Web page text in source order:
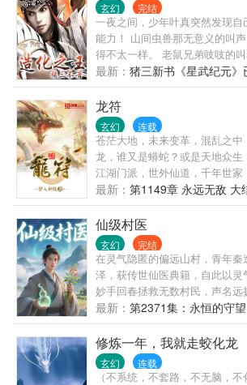
玄幻 完结
一夜之间，少年叶真突然发现
能力！ 山间虫兽那无意义的叫
得不太一样。 老鼠兄弟吱吱的
让我们体型增长数十倍的宝贝快
蚊子在叽叽喳喳：那两个家伙
上，吸个饱！ 一只云翼幼虎面对
慑人心魄的虎啸：妈妈不在家，
你！ 一切，都因此改变！ 猪三
代》已经发布，兄弟姐妹们收藏
书字少的兄弟，可以宰杀猪三的
星辰》。 最后，老猪向兄弟们伸
VIP（489-110-740，需订阅验证
504。）
最新： 猪三新书《星武纪元》
龙符
玄幻 连载
苍茫大地，未来变革，混乱之
龙，谁又是蟒蛇？或是天地众生
江湖门派，世外仙道，千年世家
族，上古巫道，千百势力，相互
最新： 第1149章 永远无敌 大
仙级村医
玄幻 完结
在灵气隐匿的偏远山村，青年
泽，获传世仙医典籍，自此以灵
妙手回春拯救无数村民，声名
患怪疾，遍寻名医无果，秦逸受
凭借超凡医术站稳脚跟。开设
陷、地下势力觊觎，却在困境中
险为夷。面对林婉炽热的爱意与
蓄的深情，他陷入情感抉择。而
最新： 第2371集：永恒的守
修炼一年，我就走蛟化龙
玄幻 连载
（不系统，不套路，不无脑，